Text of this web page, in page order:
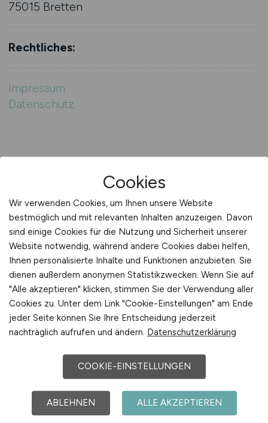
75015 Bretten
Rechtliches:
Impressum
Datenschutz
IT-SUPPORT.JOBS
146 IT-Support Stellenangebote: IT-Support
Mitarbeiter jetzt bewerben!
Für Arbeitgeber
Stellenanzeigen schalten
Cookies
Wir verwenden Cookies, um Ihnen unsere Website
bestmöglich und mit relevanten Inhalten anzuzeigen. Davon
sind einige Cookies für die Nutzung und Sicherheit unserer
Website notwendig, während andere Cookies dabei helfen,
Ihnen personalisierte Inhalte und Funktionen anzubieten. Sie
dienen außerdem anonymen Statistikzwecken. Wenn Sie auf
"Alle akzeptieren" klicken, stimmen Sie der Verwendung aller
Cookies zu. Unter dem Link "Cookie-Einstellungen" am Ende
jeder Seite können Sie Ihre Entscheidung jederzeit
nachträglich aufrufen und ändern. Datenschutzerklärung
COOKIE-EINSTELLUNGEN
ABLEHNEN ALLE AKZEPTIEREN